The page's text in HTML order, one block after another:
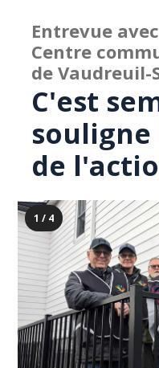
Entrevue
Centre
de Vaudreuil-
C'est
de
1 / 4